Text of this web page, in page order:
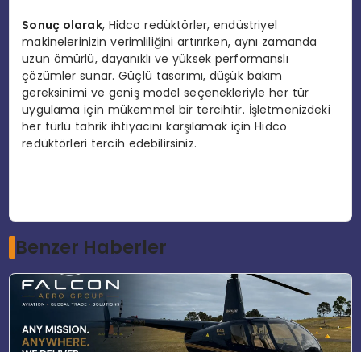
Sonuç olarak, Hidco redüktörler, endüstriyel
makinelerinizin verimliliğini artırırken, aynı zamanda
uzun ömürlü, dayanıklı ve yüksek performanslı
çözümler sunar. Güçlü tasarımı, düşük bakım
gereksinimi ve geniş model seçenekleriyle her tür
uygulama için mükemmel bir tercihtir. İşletmenizdeki
her türlü tahrik ihtiyacını karşılamak için Hidco
redüktörleri tercih edebilirsiniz.
Benzer Haberler